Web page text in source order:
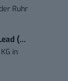
Ruhr
(...
in